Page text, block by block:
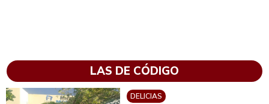
LAS DE CÓDIGO
DELICIAS